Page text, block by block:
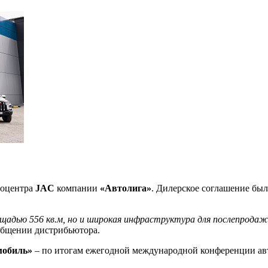
JAC компании «Автолига». Дилерское соглашение
556 кв.м, но и широкая инфраструктура для
дистрибьютора.
– по итогам ежегодной международной конференции